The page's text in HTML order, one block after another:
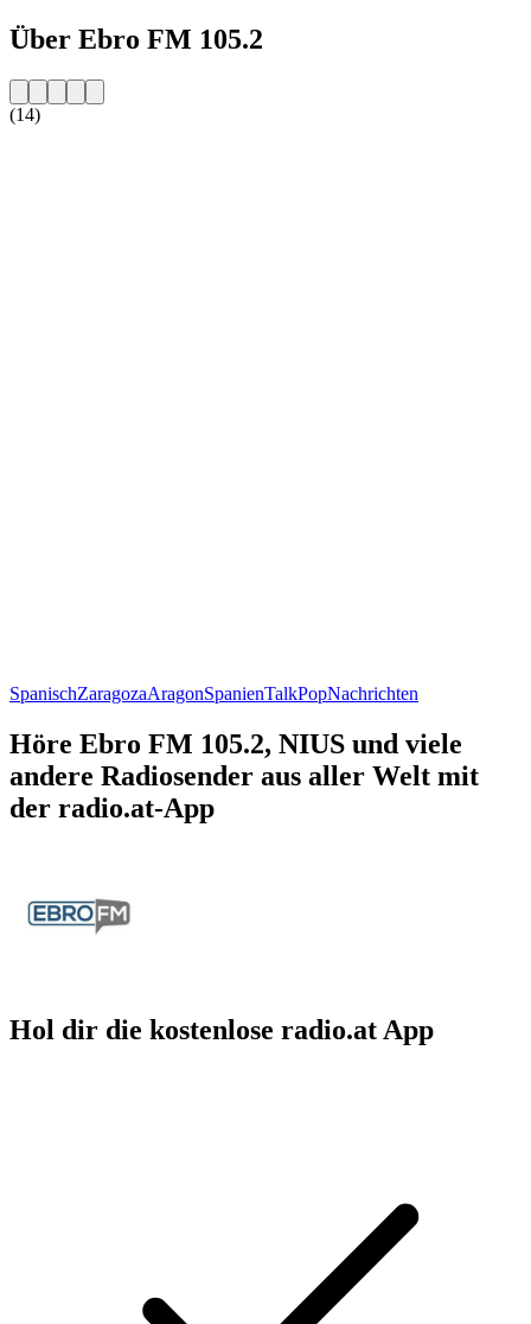
Über Ebro FM 105.2
(14)
SpanischZaragozaAragonSpanienTalkPopNachrichten
Höre Ebro FM 105.2, NIUS und viele
andere Radiosender aus aller Welt mit
der radio.at-App
Hol dir die kostenlose radio.at App